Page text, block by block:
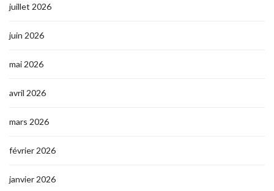
juillet 2026
juin 2026
mai 2026
avril 2026
mars 2026
février 2026
janvier 2026